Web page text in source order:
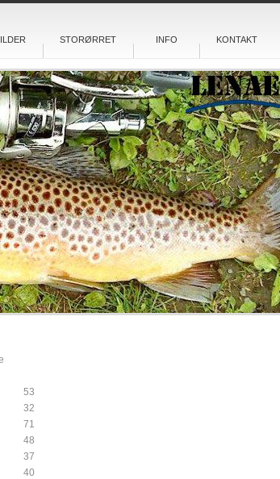
STORØRRET INFO KONTAKT
53
32
71
48
37
40